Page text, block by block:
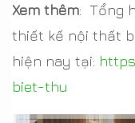
Xem thêm: Tổng
thiết kế nội thất
hiện nay tại:
biet-thu